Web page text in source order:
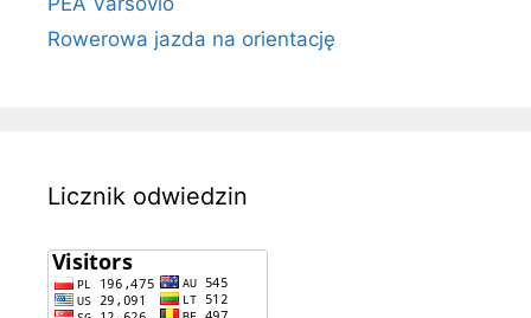
Rowerowa jazda na orientację
Licznik odwiedzin